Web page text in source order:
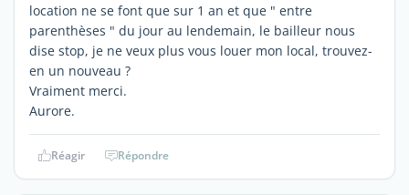
location ne se font que sur 1 an et que " entre
parenthèses " du jour au lendemain, le bailleur nous
dise stop, je ne veux plus vous louer mon local, trouvez-
en un nouveau ?
Vraiment merci.
Aurore.
Réagir Répondre